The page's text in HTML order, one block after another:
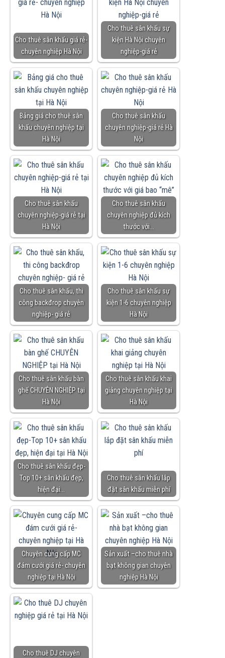
Cho thuê sân khấu giá rẻ-
chuyên nghiệp Hà Nội
Cho thuê sân khấu sự
kiện Hà Nội chuyên
nghiệp-giá rẻ
Bảng giá cho thuê sân
khấu chuyên nghiệp tại
Hà Nội
Cho thuê sân khấu
chuyên nghiệp-giá rẻ Hà
Nội
Cho thuê sân khấu
chuyên nghiệp-giá rẻ tại
Hà Nội
Cho thuê sân khấu
chuyên nghiệp đủ kích
thước với…
Cho thuê sân khấu, thi
công backđrop chuyên
nghiệp- giá rẻ
Cho thuê sân khấu sự
kiện 1-6 chuyên nghiệp
Hà Nội
Cho thuê sân khấu bàn
ghế CHUYÊN NGHIỆP tại
Hà Nội
Cho thuê sân khấu khai
giảng chuyên nghiệp tại
Hà Nội
Cho thuê sân khấu đẹp-
Top 10+ sân khấu đẹp,
hiện đại…
Cho thuê sân khấu lắp
đặt sân khấu miễn phí
Chuyên cung cấp MC
đám cưới giá rẻ- chuyên
nghiệp tại Hà Nội
Sản xuất –cho thuê nhà
bạt không gian chuyên
nghiệp Hà Nội
Cho thuê DJ chuyên